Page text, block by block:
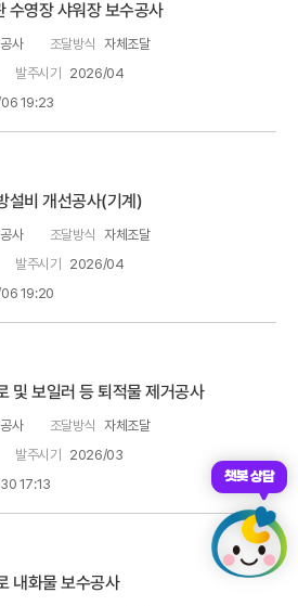
수영장 샤워장 보수공사
사 조달방식 자체조달
발주시기 2026/04
19:23
설비 개선공사(기계)
사 조달방식 자체조달
발주시기 2026/04
19:20
및 보일러 등 퇴적물 제거공사
사 조달방식 자체조달
발주시기 2026/03
17:13
내화물 보수공사
챗봇 상담